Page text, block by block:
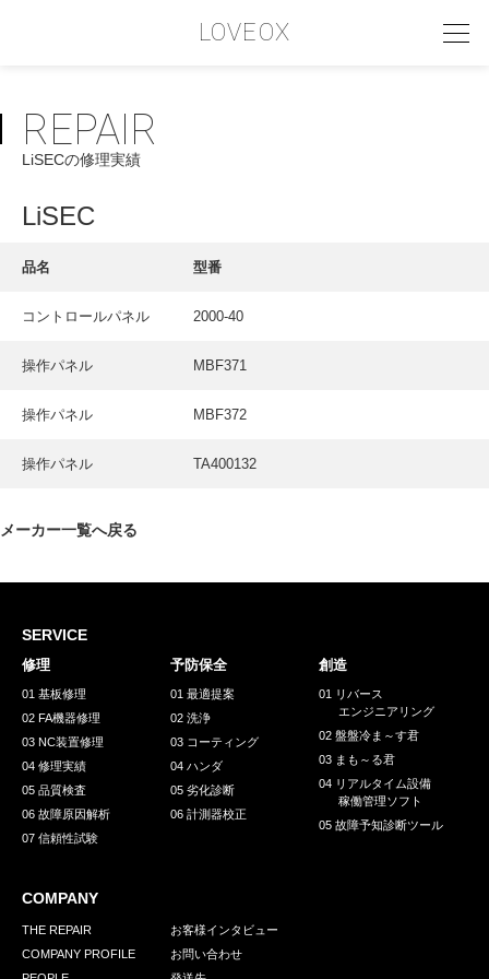
LOVEOX
PHILOSOPHY
フィロソフィー
COMPANY PROFILE
INTERVIEW
お客様インタビュー
RECRUIT
GREEN CHALLENGE
REPAIR
LiSECの修理実績
LiSEC
品名 型番
コントロールパネル 2000-40
操作パネル MBF371
操作パネル MBF372
操作パネル TA400132
メーカー一覧へ戻る
SERVICE
修理
01 基板修理
02 FA機器修理
03 NC装置修理
04 修理実績
05 品質検査
06 故障原因解析
07 信頼性試験
予防保全
01 最適提案
02 洗浄
03 コーティング
04 ハンダ
05 劣化診断
06 計測器校正
創造
01 リバース
エンジニアリング
02 盤盤冷ま～す君
03 まも～る君
04 リアルタイム設備
稼働管理ソフト
05 故障予知診断ツール
COMPANY
THE REPAIR
COMPANY PROFILE
お客様インタビュー
お問い合わせ